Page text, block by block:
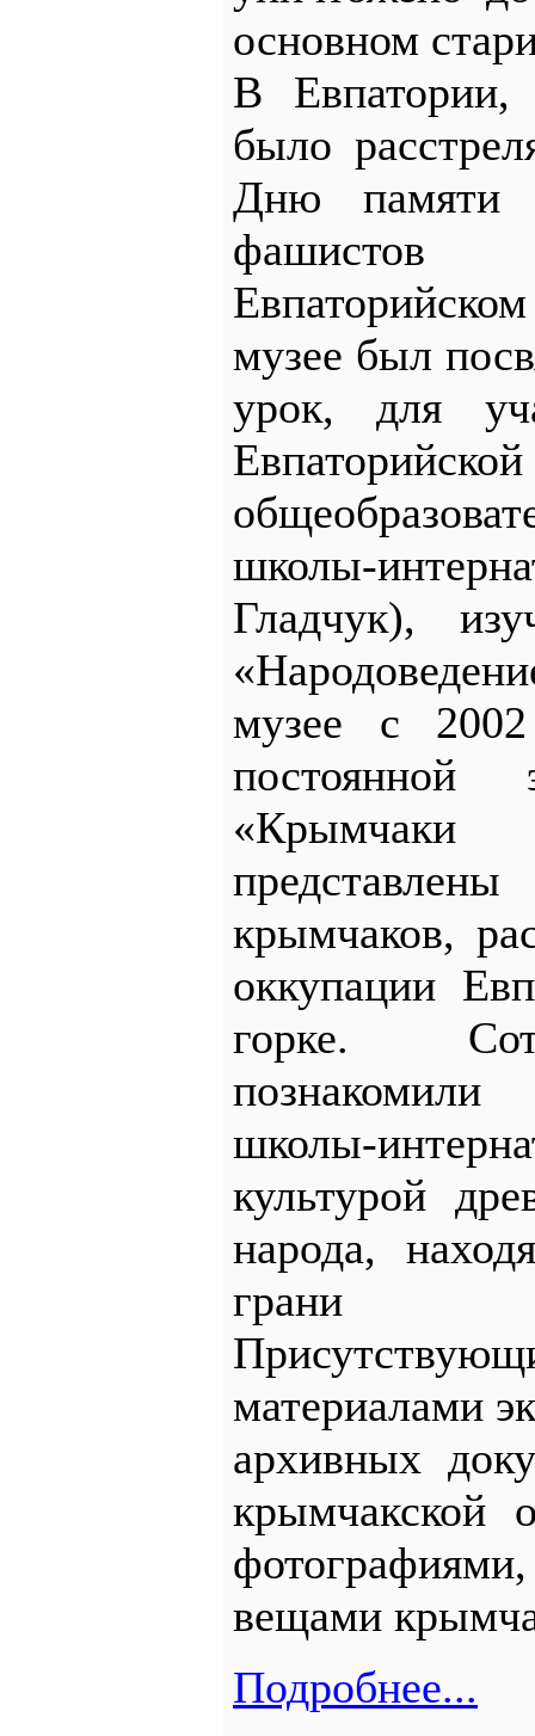
основном
В
было
Дню памяти
фашистов
музее был
урок, для
Евпаторийской
школы-
Гладчук),
музее с
постоянной
«Крымчаки
крымчаков,
оккупации
горке.
школы-
культурой
народа,
грани
материалами
архивных
вещами
Подробнее...